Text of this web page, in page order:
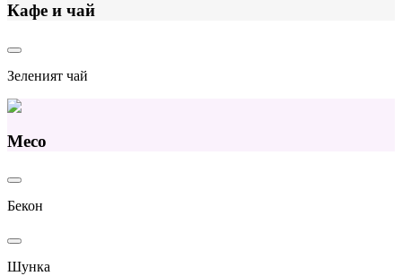
Кафе и чай
Зеленият чай
Месо
Бекон
Шунка